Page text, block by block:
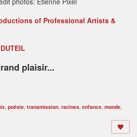
of Professional Artists &
plaisir...
poésie transmission racines enfance monde